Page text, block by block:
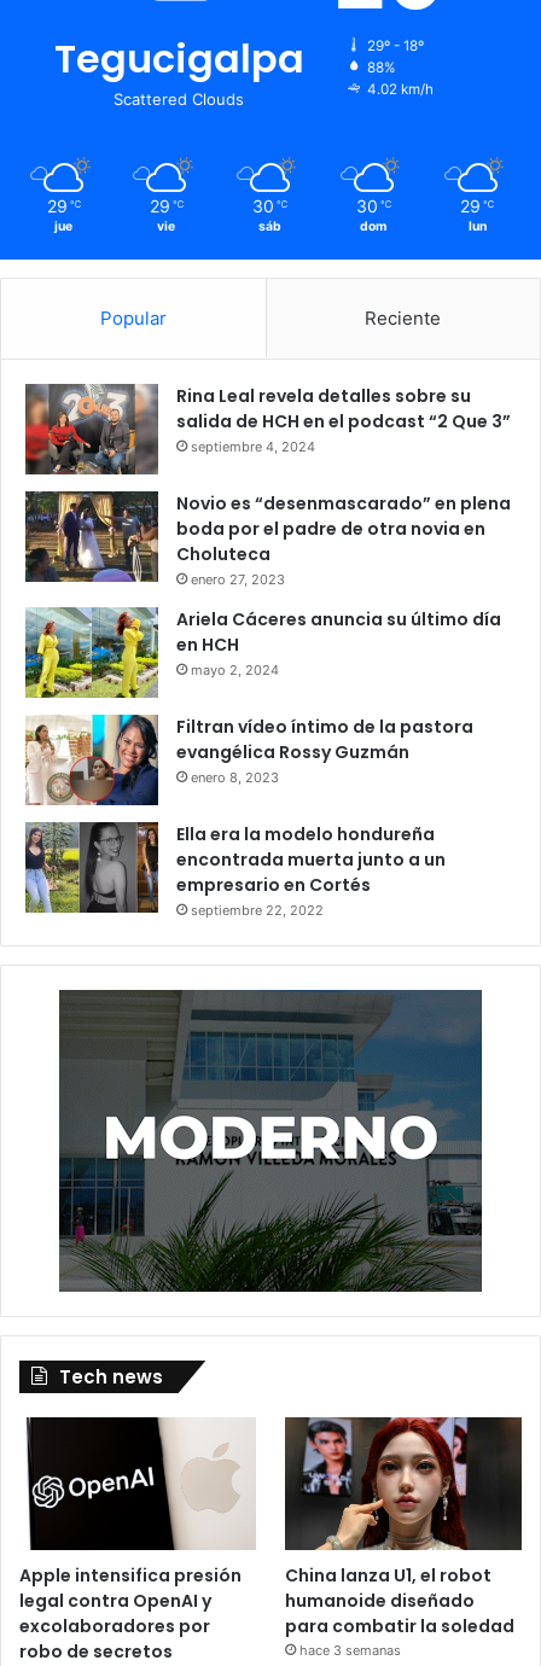
Tegucigalpa
Scattered Clouds
29º - 18º
88%
4.02 km/h
29 ℃
jue
29 ℃
vie
30 ℃
sáb
30 ℃
dom
29 ℃
lun
Popular Reciente
Rina Leal revela detalles sobre su
salida de HCH en el podcast “2 Que 3”
septiembre 4, 2024
Novio es “desenmascarado” en plena
boda por el padre de otra novia en
Choluteca
enero 27, 2023
Ariela Cáceres anuncia su último día
en HCH
mayo 2, 2024
Filtran vídeo íntimo de la pastora
evangélica Rossy Guzmán
enero 8, 2023
Ella era la modelo hondureña
encontrada muerta junto a un
empresario en Cortés
septiembre 22, 2022
Tech news
Apple intensifica presión
legal contra OpenAI y
excolaboradores por
robo de secretos
China lanza U1, el robot
humanoide diseñado
para combatir la soledad
hace 3 semanas